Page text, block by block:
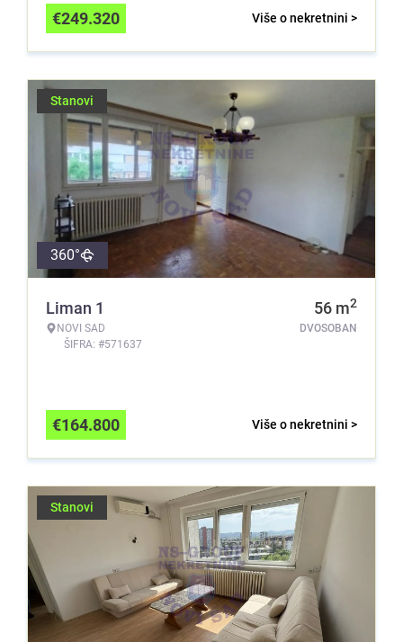
Više o nekretnini >
€249.320
Stanovi
360°
Liman 1
NOVI SAD
ŠIFRA: #571637
56 m2
DVOSOBAN
Više o nekretnini >
€164.800
Stanovi